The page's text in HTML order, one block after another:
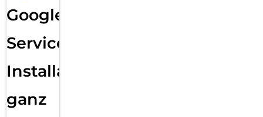
Google
Services
Installation
ganz